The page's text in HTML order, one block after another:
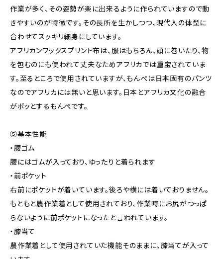
作業が多く、その姿勢が楽に出来るように作られていますので動
きやすいのが特徴です。その長所を生かしつつ、現代人の体型に
合わせてスッキリ細身にしています。
アフリカンワックスプリント布は、服はもちろん、頭に巻いたり、物
を包むのにも使われて丈夫なためアフリカでは重宝されていま
す。至るところで使用されていますが、もんぺは日本固有のパンツ
なのでアフリカには無いと思います。日本とアフリカ文化の融合
がポッとするもんぺです。
⑤基本性能
・腰ゴム
腰にはゴムが入っており、ゆったりと着られます
・前ポケット
右前にポケットが着いています。後ろや横には着いておりません。
もともと農作業着として使用されており、作業時にお尻がつっぱ
らないように前ポケットになったと言われています。
・膝当て
農作業着として使用されていた機能そのままに、膝当てが入って